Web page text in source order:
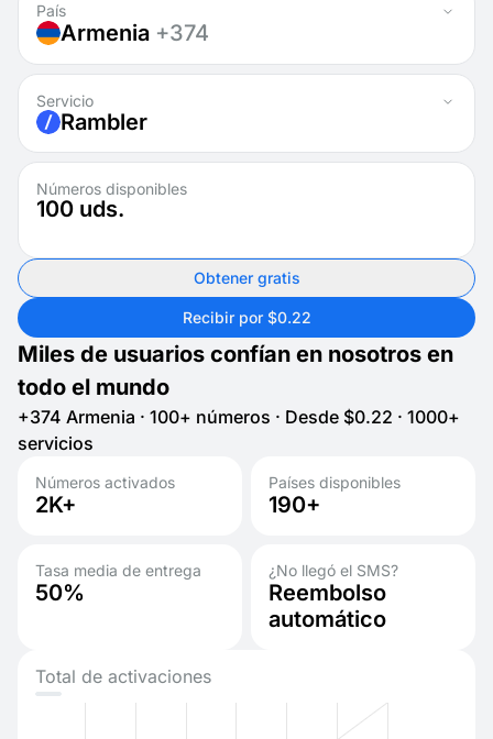
País
Armenia +374
Servicio
Rambler
Números disponibles
100 uds.
Obtener gratis
Recibir por $0.22
Miles de usuarios confían en nosotros en
todo el mundo
+374 Armenia · 100+ números · Desde $0.22 · 1000+
servicios
Números activados
2K+
Países disponibles
190+
Tasa media de entrega
50%
¿No llegó el SMS?
Reembolso
automático
Total de activaciones